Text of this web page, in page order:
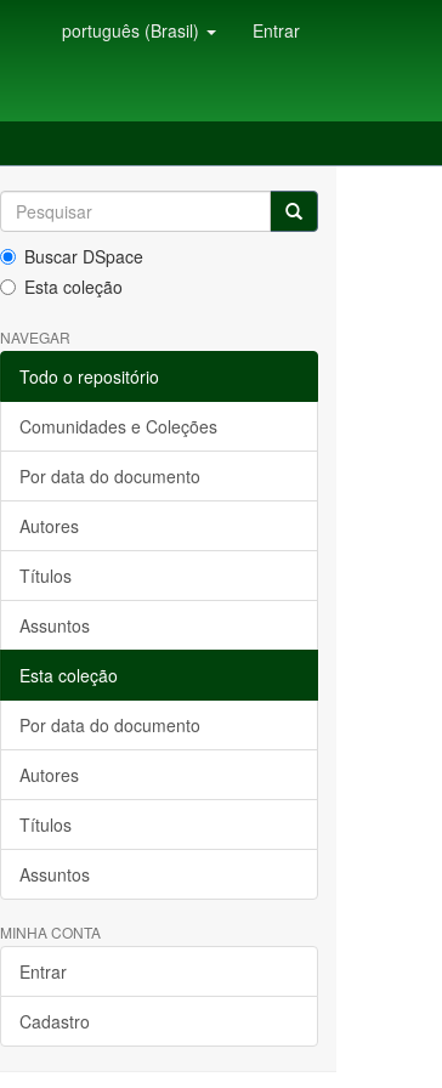
português (Brasil) Entrar
Buscar DSpace
Esta coleção
NAVEGAR
Todo o repositório
Comunidades e Coleções
Por data do documento
Autores
Títulos
Assuntos
Esta coleção
Por data do documento
Autores
Títulos
Assuntos
MINHA CONTA
Entrar
Cadastro